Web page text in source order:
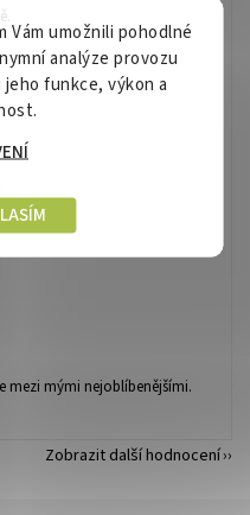
dle
mezi mými nejoblíbenějšími.
Zobrazit další hodnocení
Vám umožnili pohodlné
analýze provozu
funkce, výkon a